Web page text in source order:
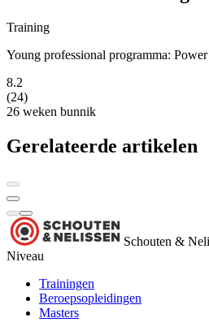
Training
Young professional programma:
8.2
(24)
26 weken bunnik
Gerelateerde artikelen
Schouten &
Niveau
Trainingen
Beroepsopleidingen
Masters